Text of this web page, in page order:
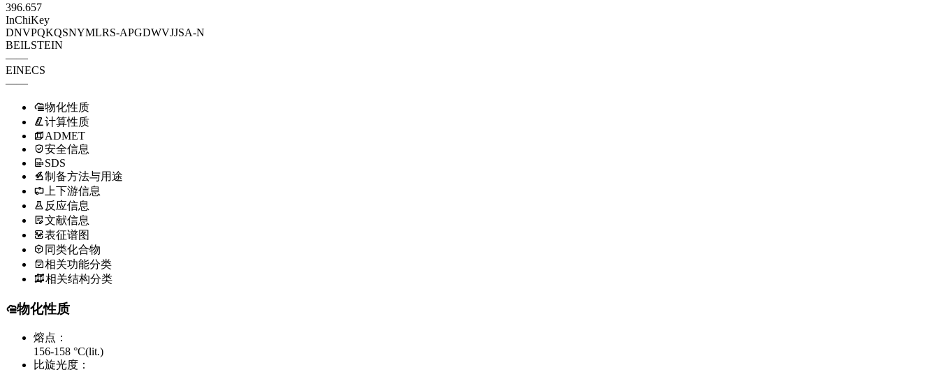
396.657
InChiKey
DNVPQKQSNYMLRS-APGDWVJJSA-N
BEILSTEIN
——
EINECS
——
物化性质
计算性质
ADMET
安全信息
SDS
制备方法与用途
上下游信息
反应信息
文献信息
表征谱图
同类化合物
相关功能分类
相关结构分类
物化性质
熔点：
156-158 °C(lit.)
比旋光度：